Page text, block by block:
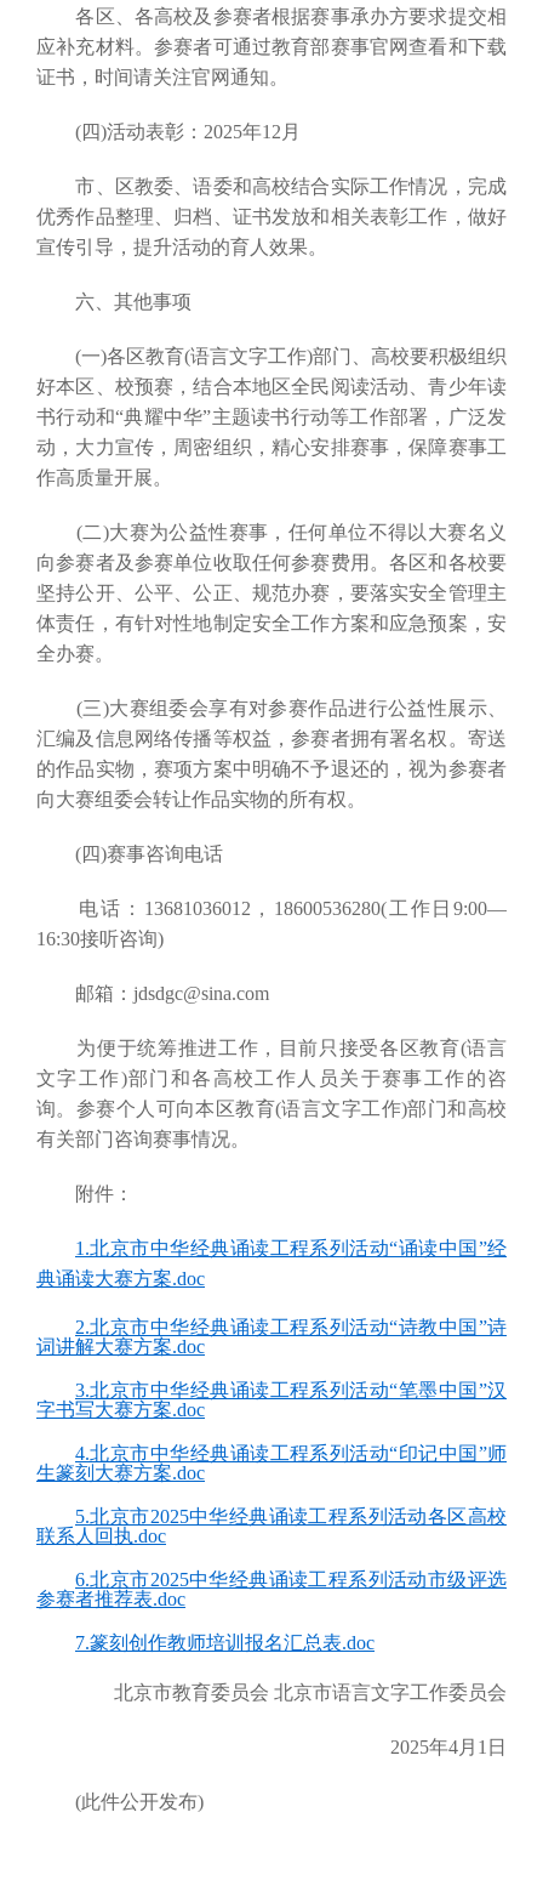
各区、各高校及参赛者根据赛事承办方要求提交相
应补充材料。参赛者可通过教育部赛事官网查看和下载
证书，时间请关注官网通知。
(四)活动表彰：2025年12月
市、区教委、语委和高校结合实际工作情况，完成
优秀作品整理、归档、证书发放和相关表彰工作，做好
宣传引导，提升活动的育人效果。
六、其他事项
(一)各区教育(语言文字工作)部门、高校要积极组织
好本区、校预赛，结合本地区全民阅读活动、青少年读
书行动和“典耀中华”主题读书行动等工作部署，广泛发
动，大力宣传，周密组织，精心安排赛事，保障赛事工
作高质量开展。
(二)大赛为公益性赛事，任何单位不得以大赛名义
向参赛者及参赛单位收取任何参赛费用。各区和各校要
坚持公开、公平、公正、规范办赛，要落实安全管理主
体责任，有针对性地制定安全工作方案和应急预案，安
全办赛。
(三)大赛组委会享有对参赛作品进行公益性展示、
汇编及信息网络传播等权益，参赛者拥有署名权。寄送
的作品实物，赛项方案中明确不予退还的，视为参赛者
向大赛组委会转让作品实物的所有权。
(四)赛事咨询电话
电话：13681036012，18600536280(工作日9:00—
16:30接听咨询)
邮箱：jdsdgc@sina.com
为便于统筹推进工作，目前只接受各区教育(语言
文字工作)部门和各高校工作人员关于赛事工作的咨
询。参赛个人可向本区教育(语言文字工作)部门和高校
有关部门咨询赛事情况。
附件：
1.北京市中华经典诵读工程系列活动“诵读中国”经
典诵读大赛方案.doc
2.北京市中华经典诵读工程系列活动“诗教中国”诗
词讲解大赛方案.doc
3.北京市中华经典诵读工程系列活动“笔墨中国”汉
字书写大赛方案.doc
4.北京市中华经典诵读工程系列活动“印记中国”师
生篆刻大赛方案.doc
5.北京市2025中华经典诵读工程系列活动各区高校
联系人回执.doc
6.北京市2025中华经典诵读工程系列活动市级评选
参赛者推荐表.doc
7.篆刻创作教师培训报名汇总表.doc
北京市教育委员会 北京市语言文字工作委员会
2025年4月1日
(此件公开发布)